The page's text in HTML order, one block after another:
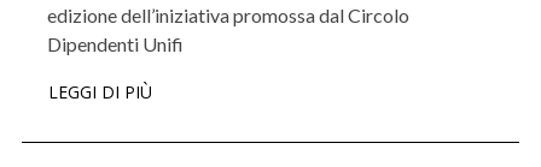
edizione dell’iniziativa promossa dal Circolo
Dipendenti Unifi
LEGGI DI PIÙ